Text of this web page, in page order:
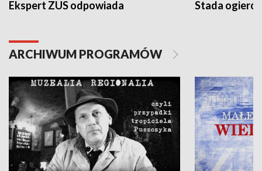
Ekspert ZUS odpowiada Stada
ARCHIWUM PROGRAMÓW